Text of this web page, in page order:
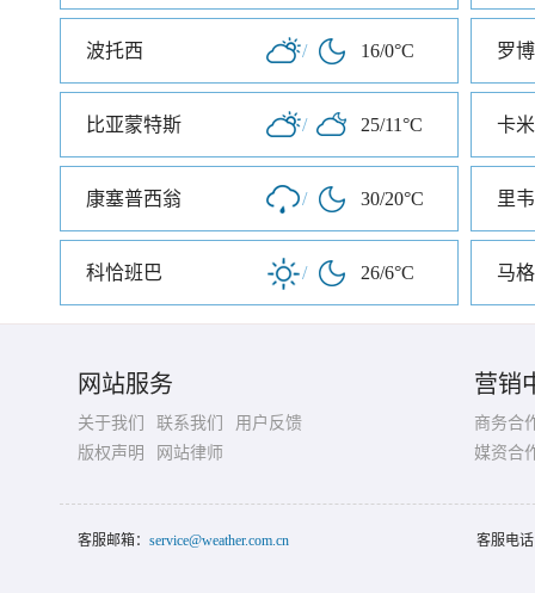
波托西 / 16/0°C 罗
比亚蒙特斯 / 25/11°C 卡
康塞普西翁 / 30/20°C 里
科恰班巴 / 26/6°C 马
网站服务
关于我们 联系我们
用户反馈
版权声明
网站律师
营销
商务合
媒资合
客服邮箱： service@weather.com.cn 客服电